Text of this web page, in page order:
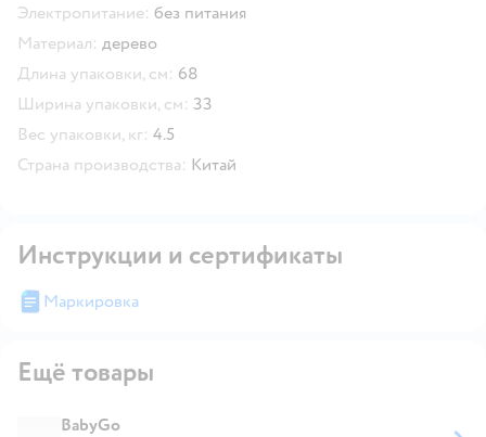
Электропитание: без питания
Материал: дерево
Длина упаковки, см: 68
Ширина упаковки, см: 33
Вес упаковки, кг: 4.5
Страна производства: Китай
Инструкции и сертификаты
Маркировка
Ещё товары
BabyGo